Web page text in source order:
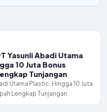
Yasunli Abadi Utama
10 Juta Bonus
Tunjangan
Utama Plastic: Hingga 10 Juta
Lengkap Tunjangan